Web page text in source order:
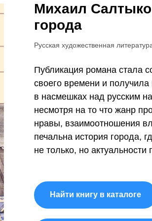
Михаил
города
Публикация романа стала
своего времени и
в насмешках над русским
несмотря на то что жанр
нравы, взаимоотношения
печальна история города,
не только, но
Русская художественная
Найти книгу в каталоге